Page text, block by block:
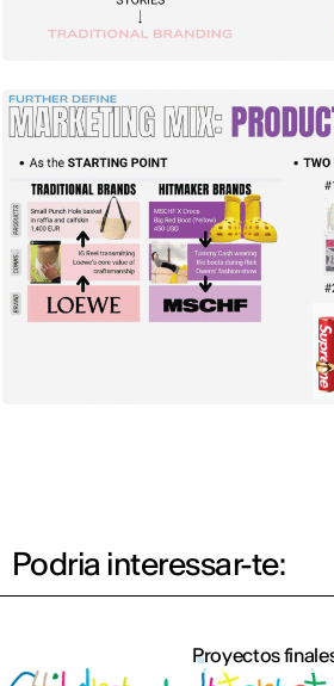
Podria interessar-te:
Proyectos